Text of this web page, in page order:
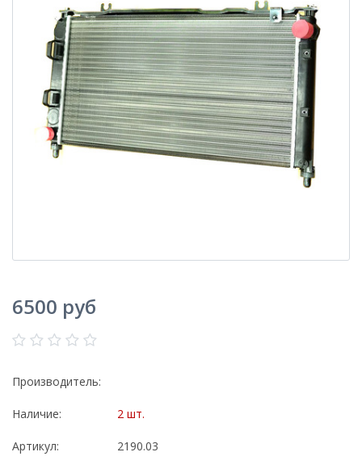
6500 руб
Производитель:
Наличие: 2 шт.
Артикул: 2190.03